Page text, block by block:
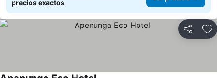
precios exactos
Compartir